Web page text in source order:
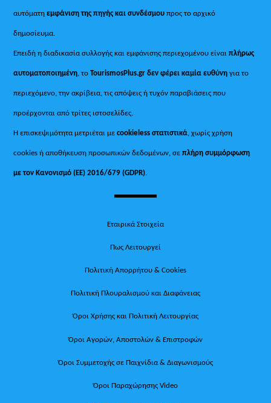
αυτόματηεμφάνιση της πηγής και συνδέσμου προς το αρχικό
δημοσίευμα.
Επειδή η διαδικασία συλλογής και εμφάνισης περιεχομένου είναιπλήρως
αυτοματοποιημένη, τοTourismosPlus.gr δεν φέρει καμία ευθύνη για το
περιεχόμενο, την ακρίβεια, τις απόψεις ή τυχόν παραβιάσεις που
προέρχονται από τρίτες ιστοσελίδες.
Η επισκεψιμότητα μετριέται μεcookieless στατιστικά, χωρίς χρήση
cookies ή αποθήκευση προσωπικών δεδομένων, σεπλήρη συμμόρφωση
με τον Κανονισμό (ΕΕ) 2016/679 (GDPR).
Εταιρικά Στοιχεία
Πως Λειτουργεί
Πολιτική Απορρήτου & Cookies
Πολιτική Πλουραλισμού και Διαφάνειας
Όροι Χρήσης και Πολιτική Λειτουργίας
Όροι Αγορών, Αποστολών & Επιστροφών
Όροι Συμμετοχής σε Παιχνίδια & Διαγωνισμούς
Όροι Παραχώρησης Video